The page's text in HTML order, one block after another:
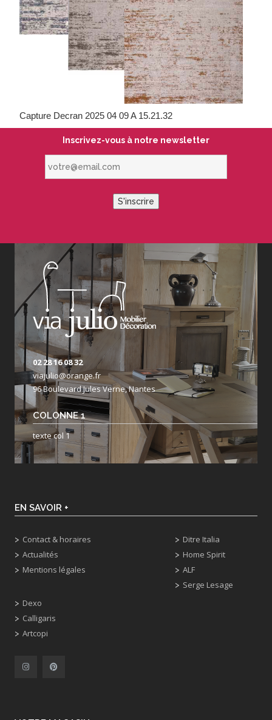
Capture Decran 2025 04 09 A 15.21.32
Inscrivez-vous à notre newsletter
S'inscrire
02 28 16 08 32
viajulio@orange.fr
96 Boulevard Jules Verne, Nantes
COLONNE 1
texte col 1
EN SAVOIR +
Contact & horaires
Actualités
Mentions légales
Dexo
Calligaris
Artcopi
Ditre Italia
Home Spirit
ALF
Serge Lesage